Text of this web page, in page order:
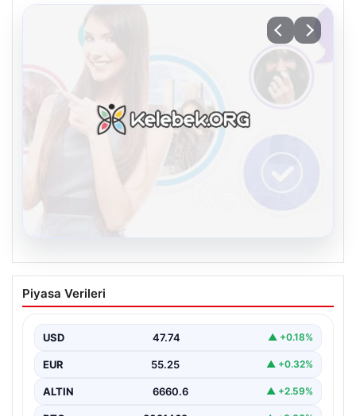
Kelebek.Org İle Dijital İletişimin Seviyeli
Adresi Ve Muhabbet Deneyimi
kurması büyük bir hassasiyet ifade etmektedir.
Günümüzde…
Piyasa Verileri
USD 47.74 ▲ +0.18%
EUR 55.25 ▲ +0.32%
ALTIN 6660.6 ▲ +2.59%